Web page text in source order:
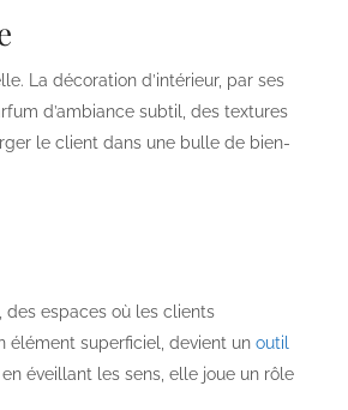
La décoration d’intérieur, par ses
d’ambiance subtil, des textures
le client dans une bulle de bien-
des espaces où les clients
élément superficiel, devient un outil
éveillant les sens, elle joue un rôle